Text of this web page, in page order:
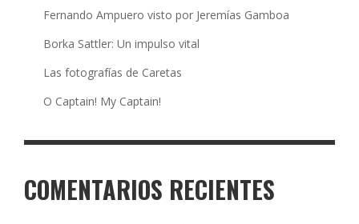
Fernando Ampuero visto por Jeremías Gamboa
Borka Sattler: Un impulso vital
Las fotografías de Caretas
O Captain! My Captain!
COMENTARIOS RECIENTES